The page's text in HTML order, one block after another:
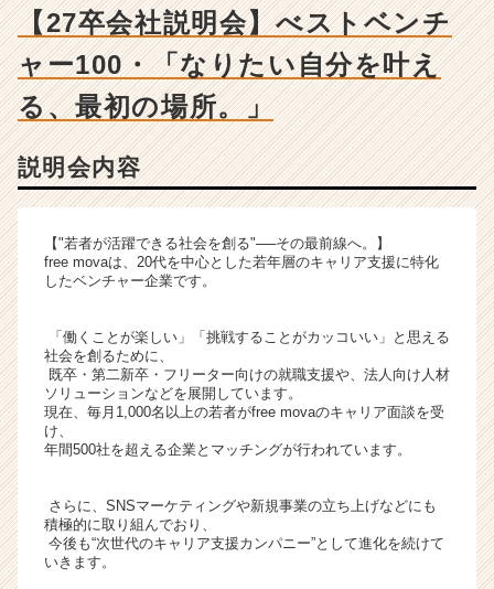
成
長
企
業
か
が
届
く
活
イ
ト
ア
ャ
リ
ア
【27卒会社説明会】べストベンチ
ャー100・「なりたい自分を叶え
る、最初の場所。」
説明会内容
【"若者が活躍できる社会を創る"──その最前線へ。】
free movaは、20代を中心とした若年層のキャリア支援に特化
したベンチャー企業です。
「働くことが楽しい」「挑戦することがカッコいい」と思える
社会を創るために、
既卒・第二新卒・フリーター向けの就職支援や、法人向け人材
ソリューションなどを展開しています。
現在、毎月1,000名以上の若者がfree movaのキャリア面談を受
け、
年間500社を超える企業とマッチングが行われています。
さらに、SNSマーケティングや新規事業の立ち上げなどにも
積極的に取り組んでおり、
今後も“次世代のキャリア支援カンパニー”として進化を続けて
いきます。